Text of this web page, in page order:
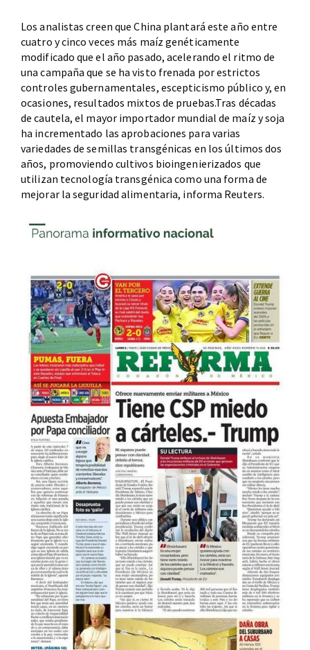
Los analistas creen que China plantará este año entre
cuatro y cinco veces más maíz genéticamente
modificado que el año pasado, acelerando el ritmo de
una campaña que se ha visto frenada por estrictos
controles gubernamentales, escepticismo público y, en
ocasiones, resultados mixtos de pruebas.Tras décadas
de cautela, el mayor importador mundial de maíz y soja
ha incrementado las aprobaciones para varias
variedades de semillas transgénicas en los últimos dos
años, promoviendo cultivos bioingenierizados que
utilizan tecnología transgénica como una forma de
mejorar la seguridad alimentaria, informa Reuters.